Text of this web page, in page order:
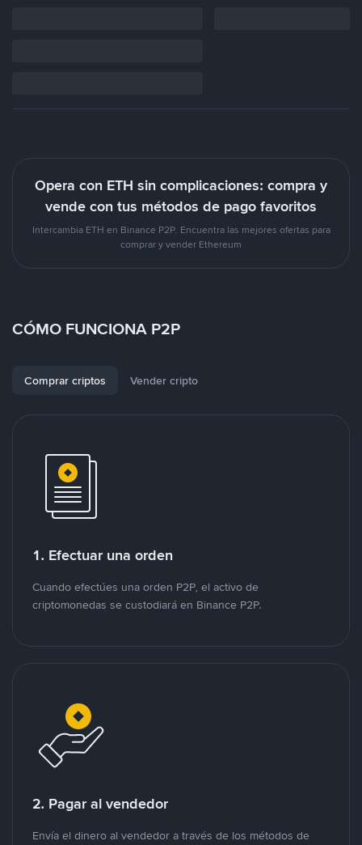
Opera con ETH sin complicaciones: compra y
vende con tus métodos de pago favoritos
Intercambia ETH en Binance P2P. Encuentra las mejores ofertas para
comprar y vender Ethereum
CÓMO FUNCIONA P2P
Comprar criptos Vender cripto
1. Efectuar una orden
Cuando efectúes una orden P2P, el activo de
criptomonedas se custodiará en Binance P2P.
2. Pagar al vendedor
Envía el dinero al vendedor a través de los métodos de